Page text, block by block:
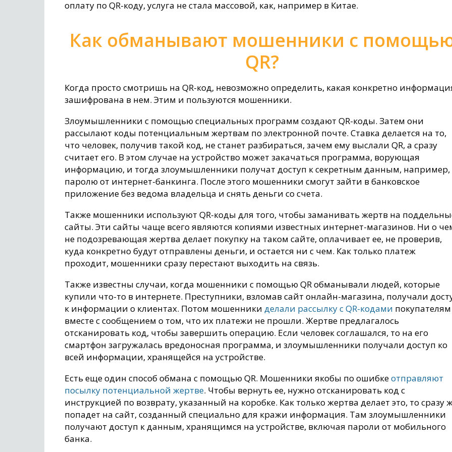
оплату по QR-коду, услуга не стала массовой, как, например в Китае.
Как обманывают мошенники с
QR?
Когда просто смотришь на QR-код, невозможно определить, какая конкретно
зашифрована в нем. Этим и пользуются мошенники.
Злоумышленники с помощью специальных программ создают QR-коды. Затем они
рассылают коды потенциальным жертвам по электронной почте. Ставка делается на то,
что человек, получив такой код, не станет разбираться, зачем ему выслали QR, а сразу
считает его. В этом случае на устройство может закачаться программа, ворующая
информацию, и тогда злоумышленники получат доступ к секретным данным, например,
паролю от интернет-банкинга. После этого мошенники смогут зайти в банковское
приложение без ведома владельца и снять деньги со счета.
Также мошенники используют QR-коды для того, чтобы заманивать жертв на
сайты. Эти сайты чаще всего являются копиями известных интернет-магазинов. Ни о
не подозревающая жертва делает покупку на таком сайте, оплачивает ее, не проверив,
куда конкретно будут отправлены деньги, и остается ни с чем. Как только платеж
проходит, мошенники сразу перестают выходить на связь.
Также известны случаи, когда мошенники с помощью QR обманывали людей, которые
купили что-то в интернете. Преступники, взломав сайт онлайн-магазина, получали
к информации о клиентах. Потом мошенники делали рассылку с QR-кодами покупателям
вместе с сообщением о том, что их платежи не прошли. Жертве предлагалось
отсканировать код, чтобы завершить операцию. Если человек соглашался, то на его
смартфон загружалась вредоносная программа, и злоумышленники получали доступ ко
всей информации, хранящейся на устройстве.
Есть еще один способ обмана с помощью QR. Мошенники якобы по ошибкеотправляют
посылку потенциальной жертве. Чтобы вернуть ее, нужно отсканировать код с
инструкцией по возврату, указанный на коробке. Как только жертва делает это, то сразу
попадет на сайт, созданный специально для кражи информация. Там злоумышленники
получают доступ к данным, хранящимся на устройстве, включая пароли от мобильного
банка.